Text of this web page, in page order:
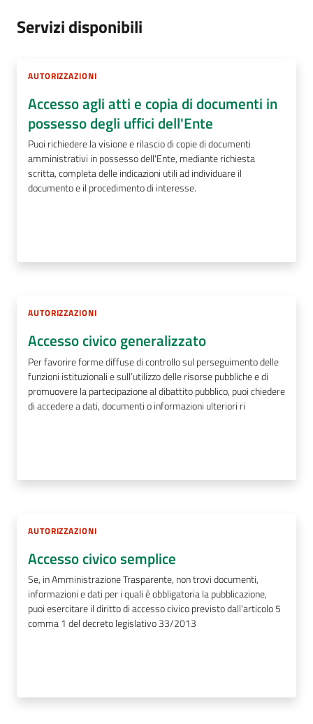
Servizi disponibili
AUTORIZZAZIONI
Accesso agli atti e copia di documenti in
possesso degli uffici dell'Ente
Puoi richiedere la visione e rilascio di copie di documenti
amministrativi in possesso dell'Ente, mediante richiesta
scritta, completa delle indicazioni utili ad individuare il
documento e il procedimento di interesse.
AUTORIZZAZIONI
Accesso civico generalizzato
Per favorire forme diffuse di controllo sul perseguimento delle
funzioni istituzionali e sull’utilizzo delle risorse pubbliche e di
promuovere la partecipazione al dibattito pubblico, puoi chiedere
di accedere a dati, documenti o informazioni ulteriori ri
AUTORIZZAZIONI
Accesso civico semplice
Se, in Amministrazione Trasparente, non trovi documenti,
informazioni e dati per i quali è obbligatoria la pubblicazione,
puoi esercitare il diritto di accesso civico previsto dall'articolo 5
comma 1 del decreto legislativo 33/2013